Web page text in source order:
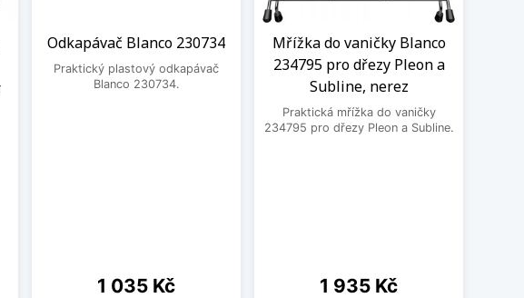
Odkapávač Blanco 230734
Praktický plastový odkapávač
Blanco 230734.
Cena
1 035 Kč
Mřížka do vaničky Blanco
234795 pro dřezy Pleon a
Subline, nerez
Praktická mřížka do vaničky
234795 pro dřezy Pleon a Subline.
Cena
1 935 Kč